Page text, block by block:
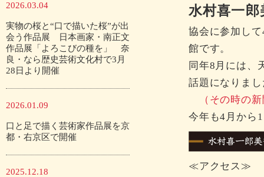
2026.03.04
実物の桜と“口で描いた桜”が出
会う作品展 日本画家・南正文
作品展「よろこびの種を」 奈
良・なら歴史芸術文化村で3月
28日より開催
2026.01.09
口と足で描く芸術家作品展を京
都・右京区で開催
2025.12.18
水村喜一
協会に参加し
館です。
同年8月には、
話題になりま
（その時の
今年も4月から
≪アクセス≫